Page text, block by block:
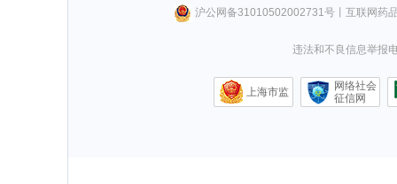
沪公网备31010502002731号丨 互联网药
违法和不良信息举报
上海市监
网络社会
征信网